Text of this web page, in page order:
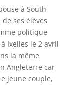
à South
ses élèves
politique
Ixelles le 2 avril
la même
Angleterre car
jeune couple,